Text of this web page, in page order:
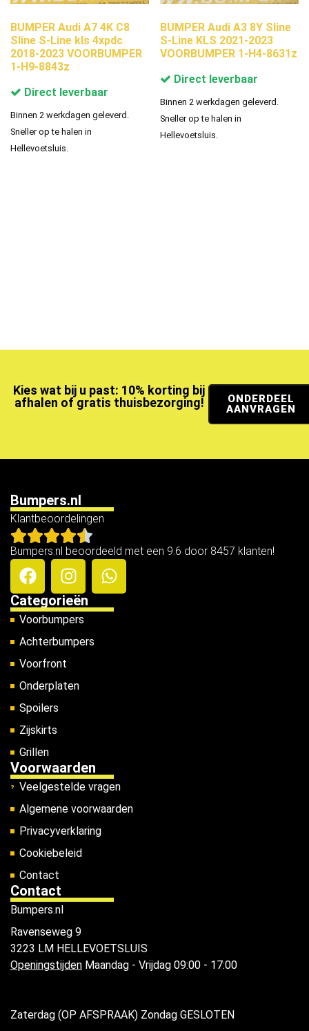
BUMPER Audi A7 4K C8
Sline S-Line kls 4xpdc
2018-2023 VOORBUMPER
1-H9-8843z
Direct leverbaar
Binnen 2 werkdagen geleverd.
Sneller op te halen in
Hellevoetsluis.
BUMPER Audi A3 8Y Sline
S-Line KLS 2021-2023
VOORBUMPER 1-H4-8631z
Direct leverbaar
Binnen 2 werkdagen geleverd.
Sneller op te halen in
Hellevoetsluis.
Kies wat bij u past: 10% korting bij
afhalen of gratis thuisbezorging!
ONDERDEEL
AANVRAGEN
Bumpers.nl
Klantbeoordelingen
Bumpers.nl beoordeeld met een 9.6 door 8457 klanten!
Categorieën
Voorbumpers
Achterbumpers
Voorfront
Onderplaten
Spoilers
Zijskirts
Grillen
Voorwaarden
Veelgestelde vragen
Algemene voorwaarden
Privacyverklaring
Cookiebeleid
Contact
Contact
Bumpers.nl
Ravenseweg 9
3223 LM HELLEVOETSLUIS
Openingstijden Maandag - Vrijdag 09:00 - 17:00
Zaterdag (OP AFSPRAAK) Zondag GESLOTEN